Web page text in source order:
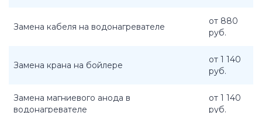
Замена кабеля на водонагревателе
от 880
руб.
Замена крана на бойлере
от 1 140
руб.
Замена магниевого анода в
водонагревателе
от 1 140
руб.